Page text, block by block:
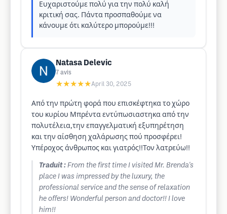
Ευχαριστούμε πολύ για την πολύ καλή
κριτική σας. Πάντα προσπαθούμε να
κάνουμε ότι καλύτερο μπορούμε!!!
Natasa Delevic
7 avis
★★★★★April 30, 2025
Από την πρώτη φορά που επισκέφτηκα το χώρο
του κυρίου Μπρέντα εντύπωσιαστηκα από την
πολυτέλεια,την επαγγελματική εξυπηρέτηση
και την αίσθηση χαλάρωσης πού προσφέρει!
Υπέροχος άνθρωπος και γιατρός!!Τον λατρεύω!!
Traduit : From the first time I visited Mr. Brenda's
place I was impressed by the luxury, the
professional service and the sense of relaxation
he offers! Wonderful person and doctor!! I love
him!!